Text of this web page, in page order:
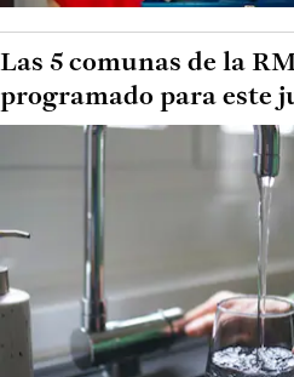
Las 5 comunas de la
programado para este